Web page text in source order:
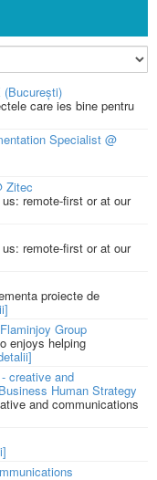
(București)
care ies bine pentru
Specialist @
Zitec
remote-first or at our
remote-first or at our
proiecte de
Group
enjoys helping
creative and
Human Strategy
and communications